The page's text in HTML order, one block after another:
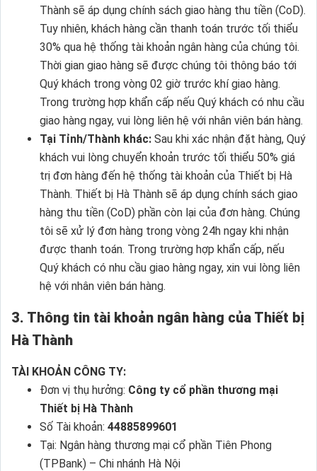
Thành sẽ áp dụng chính sách giao hàng thu tiền (CoD).
Tuy nhiên, khách hàng cần thanh toán trước tối thiểu
30% qua hệ thống tài khoản ngân hàng của chúng tôi.
Thời gian giao hàng sẽ được chúng tôi thông báo tới
Quý khách trong vòng 02 giờ trước khí giao hàng.
Trong trường hợp khẩn cấp nếu Quý khách có nhu cầu
giao hàng ngay, vui lòng liên hệ với nhân viên bán hàng.
Tại Tỉnh/Thành khác: Sau khi xác nhận đặt hàng, Quý
khách vui lòng chuyển khoản trước tối thiểu 50% giá
trị đơn hàng đến hệ thống tài khoản của Thiết bị Hà
Thành. Thiết bị Hà Thành sẽ áp dụng chính sách giao
hàng thu tiền (CoD) phần còn lại của đơn hàng. Chúng
tôi sẽ xử lý đơn hàng trong vòng 24h ngay khi nhận
được thanh toán. Trong trường hợp khẩn cấp, nếu
Quý khách có nhu cầu giao hàng ngay, xin vui lòng liên
hệ với nhân viên bán hàng.
3. Thông tin tài khoản ngân hàng của Thiết bị
Hà Thành
TÀI KHOẢN CÔNG TY:
Đơn vị thụ hưởng: Công ty cổ phần thương mại
Thiết bị Hà Thành
Số Tài khoản: 44885899601
Tại: Ngân hàng thương mại cổ phần Tiên Phong
(TPBank) – Chi nhánh Hà Nội